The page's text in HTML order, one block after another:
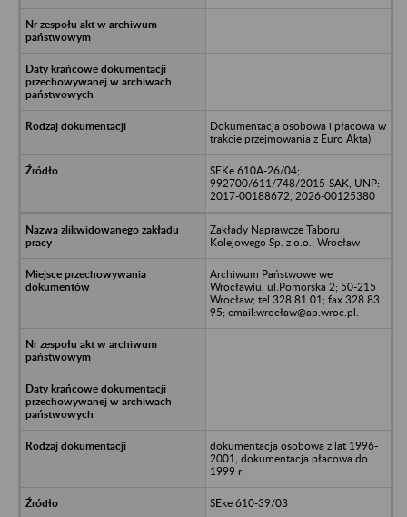
Dokumentacja osobowa i płacowa w
trakcie przejmowania z Euro Akta)
SEKe 610A-26/04;
992700/611/748/2015-SAK, UNP:
2017-00188672, 2026-00125380
Zakłady Naprawcze Taboru
Kolejowego Sp. z o.o.; Wrocław
Archiwum Państwowe we
Wrocławiu, ul.Pomorska 2; 50-215
Wrocław; tel.328 81 01; fax 328 83
95; email:wrocław@ap.wroc.pl.
dokumentacja osobowa z lat 1996-
2001, dokumentacja płacowa do
1999 r.
SEke 610-39/03